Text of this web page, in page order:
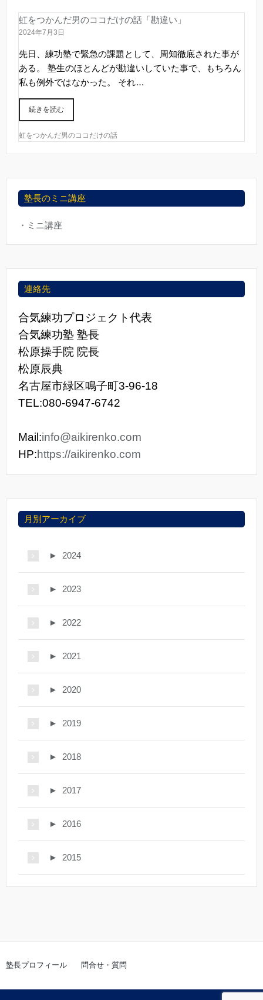
虹をつかんだ男のココだけの話「勘違い」
2024年7月3日
先日、練功塾で緊急の課題として、周知徹底された事が
ある。 塾生のほとんどが勘違いしていた事で、もちろん
私も例外ではなかった。 それ…
続きを読む
虹をつかんだ男のココだけの話
塾長のミニ講座
・ミニ講座
連絡先
合気練功プロジェクト代表
合気練功塾 塾長
松原操手院 院長
松原辰典
名古屋市緑区鳴子町3-96-18
TEL:080-6947-6742
Mail:info@aikirenko.com
HP:https://aikirenko.com
月別アーカイブ
► 2024
► 2023
► 2022
► 2021
► 2020
► 2019
► 2018
► 2017
► 2016
► 2015
塾長プロフィール 問合せ・質問